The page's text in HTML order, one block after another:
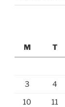
M
T
3 4
10 11